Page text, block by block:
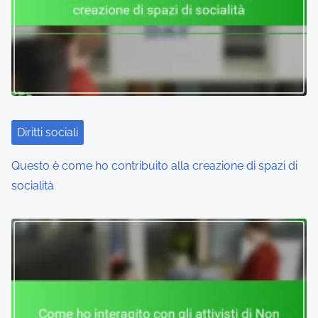
Diritti sociali
Questo è come ho contribuito alla creazione di spazi di
socialità